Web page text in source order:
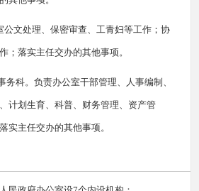
文处理、保密审查、工青妇等工作；协
；落实主任交办的其他事项。
科。负责办公室干部管理、人事编制、
计划生育、科普、财务管理、资产管
实主任交办的其他事项。